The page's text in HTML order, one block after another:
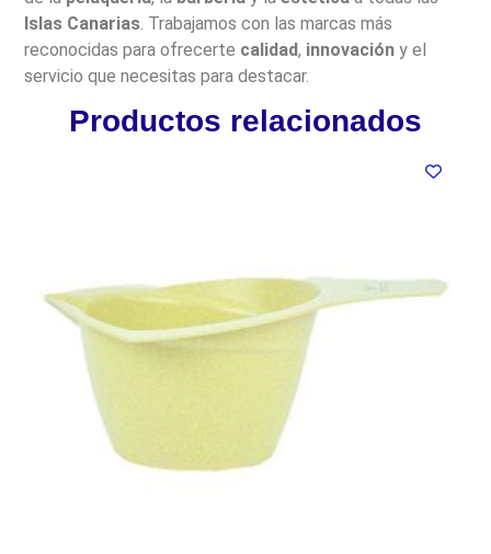
Islas Canarias. Trabajamos con las marcas más
reconocidas para ofrecerte calidad, innovación y el
servicio que necesitas para destacar.
Productos relacionados